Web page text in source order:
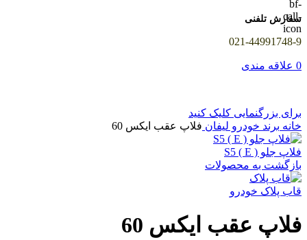
سفارش تلفنی
021-44991748-9
0 علاقه مندی
برای بزرگنمایی کلیک کنید
خانه برند خودرو لیفان فلاپ عقب ایکس 60
فلاپ جلو S5 ( E )
بازگشت به محصولات
قاب پلاک خودرو
فلاپ عقب ایکس 60